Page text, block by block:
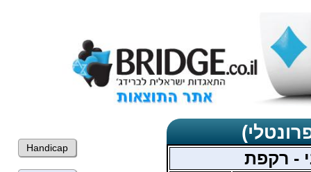
- רקפת
Handicap